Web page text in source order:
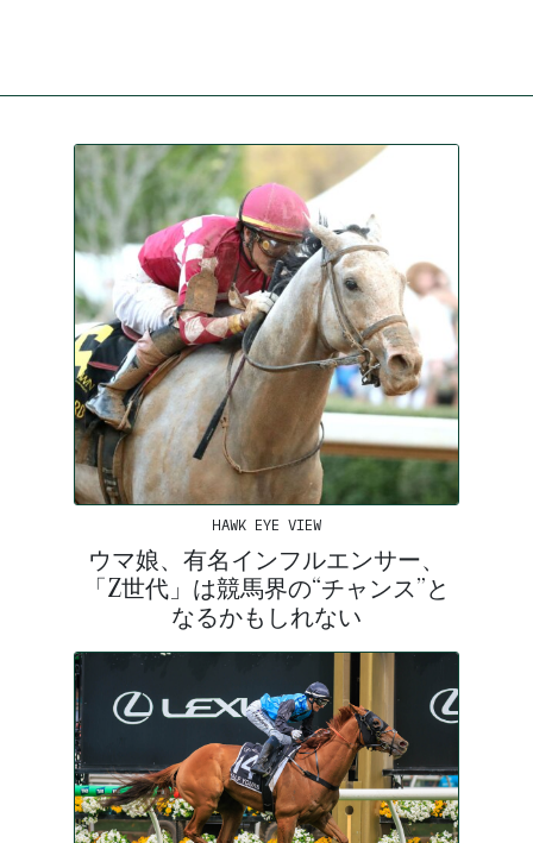
HAWK EYE VIEW
ウマ娘、有名インフルエンサー、
「Z世代」は競馬界の“チャンス”と
なるかもしれない